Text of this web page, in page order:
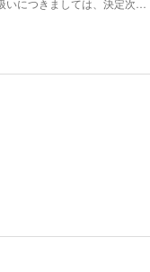
につきましては、決定次…